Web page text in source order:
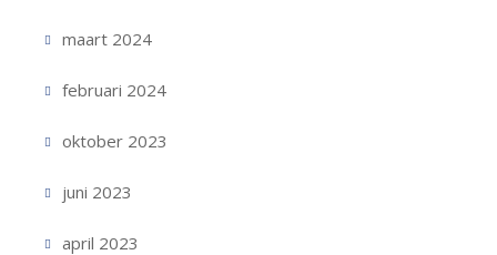
maart 2024
februari 2024
oktober 2023
juni 2023
april 2023